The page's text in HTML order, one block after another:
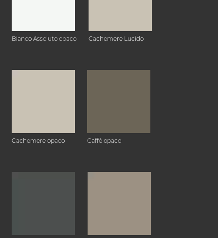
Bianco Assoluto opaco Cachemere Lucido
Cachemere opaco Caffè opaco